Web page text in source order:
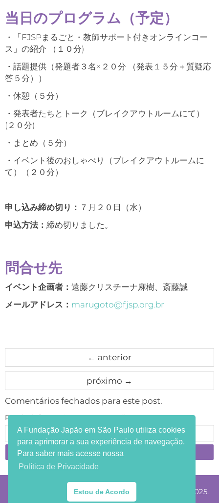
当日のプログラム（予定）
・「FJSPまるごと・教師サポート付きオンラインコー
ス」の紹介 （１０分)
・話題提供（発題者３名×２０分 （発表１５分＋質疑応
答５分））
・休憩（５分）
・発表者たちとトーク（ブレイクアウトルームにて）
(２０分)
・まとめ（５分）
・イベント後のおしゃべり（ブレイクアウトルームに
て）（２０分）
申し込み締め切り： ７月２０日（水）
申込方法： 締め切りました。
問合せ先
イベント企画者： 遠藤クリスチーナ麻樹、斎藤誠
メールアドレス： marugoto@fjsp.org.br
← anterior
próximo →
Comentários fechados para este post.
Receba informações em seu e-mail:
®Copyright Fundação Japão em São Paulo 2002-2025.
A Fundação Japão em São Paulo utiliza cookies
para aprimorar a sua experiência de navegação.
Para saber mais acesse nossa
Política de Privacidade
Estou de Acordo